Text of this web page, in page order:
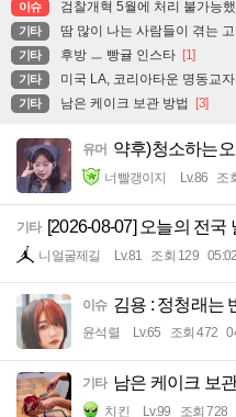
이슈 검찰개혁 5월에 처리 불가능
기타 땀 많이 나는 사람들이 겪는
기타 후방 ㅡ 빵귤 인스타 [1]
기타 미국 LA, 코리아타운 명동교
기타 남은 케이크 보관 방법 [3]
유머 약후)청소하는
너빨갱이지 Lv.86 조
기타 [2026-08-07] 오늘의 전국
니얼굴제길 Lv.81 조회 129 05:02
이슈 김용 : 정청래는
윤석렬 Lv.65 조회 472
기타 남은 케이크 보
치킨 Lv.99 조회 728